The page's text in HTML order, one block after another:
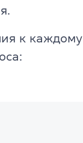
к каждому